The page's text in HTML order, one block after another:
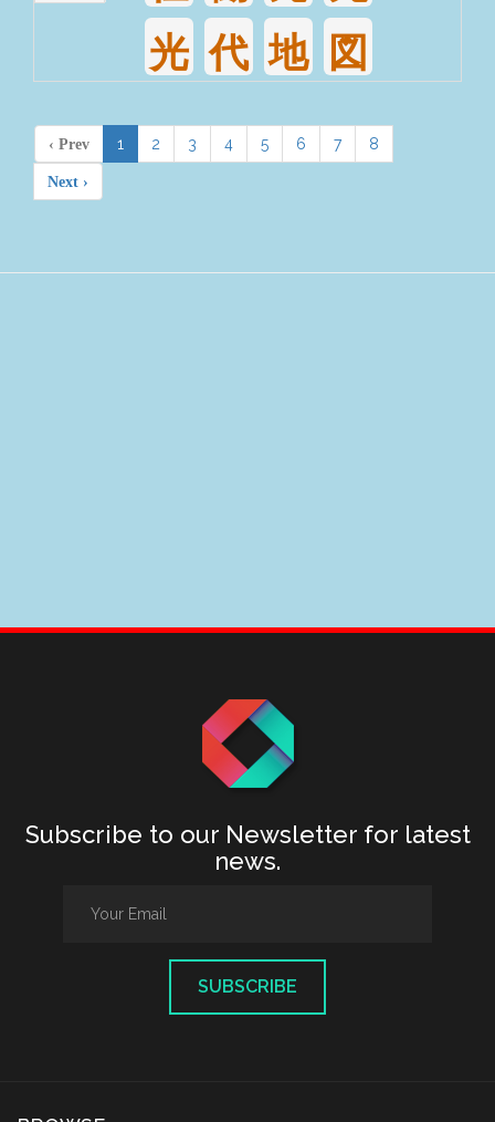
光 代 地 図
‹ Prev 1 2 3 4 5 6 7 8
Next ›
Subscribe to our Newsletter for latest
news.
SUBSCRIBE